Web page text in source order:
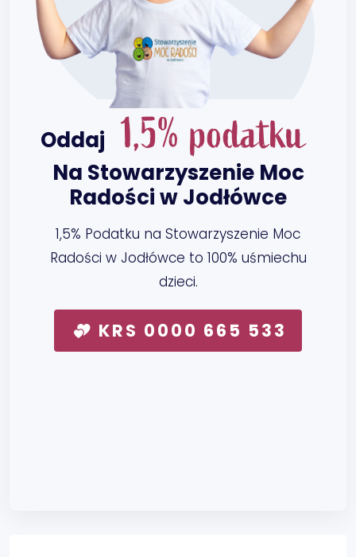
Oddaj 1,5% podatku
Na Stowarzyszenie Moc
Radości w Jodłówce
1,5% Podatku na Stowarzyszenie Moc
Radości w Jodłówce to 100% uśmiechu
dzieci.
KRS 0000 665 533